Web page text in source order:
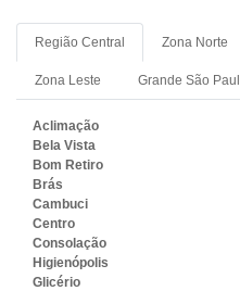
Região Central Zona Norte
Zona Leste Grande São
Aclimação
Bela Vista
Bom Retiro
Brás
Cambuci
Centro
Consolação
Higienópolis
Glicério